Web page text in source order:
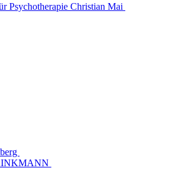
Psychotherapie Christian Mai